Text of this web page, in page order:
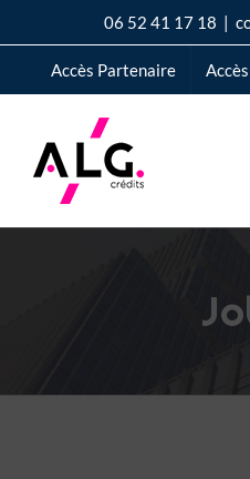
au
06 52 41 17 18 |
Accès Partenaire